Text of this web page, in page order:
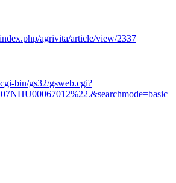
agrivita/article/view/2337
bin/gs32/gsweb.cgi?